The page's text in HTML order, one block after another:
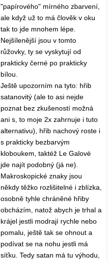
"papírového" mírného zbarvení,
ale když už to má člověk v oku
tak to jde mnohem lépe.
Nejšílenější jsou v tomto
růžovky, ty se vyskytují od
prakticky černé po prakticky
bílou.
Ještě upozorním na tyto: hřib
satanovitý (ale to asi nejde
poznat bez zkušeností možná
ani s, to moje 2x zahrnuje i tuto
alternativu), hřib nachový roste i
s prakticky bezbarvým
kloboukem, taktéž Le Galové
jde najít podobný (já ne).
Makroskopické znaky jsou
někdy těžko rozlišitelné i zblízka,
osobně tyhle chráněné hřiby
obcházím, natož abych je trhal a
krájel jestli modrají rychle nebo
pomalu, ještě tak se ohnout a
podívat se na nohu jestli má
síťku. Tedy satan má tu výhodu,